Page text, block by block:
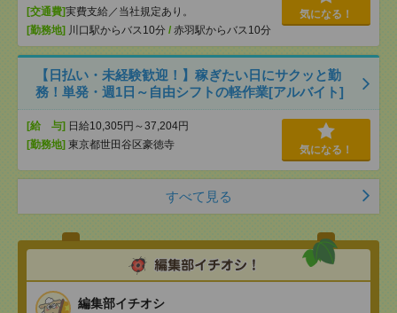
[交通費]実費支給／当社規定あり。
[勤務地] 川口駅からバス10分 / 赤羽駅からバス10分
気になる！
【日払い・未経験歓迎！】稼ぎたい日にサクッと勤
務！単発・週1日～自由シフトの軽作業[アルバイト]
[給 与] 日給10,305円～37,204円
[勤務地] 東京都世田谷区豪徳寺 気になる！
すべて見る
編集部イチオシ